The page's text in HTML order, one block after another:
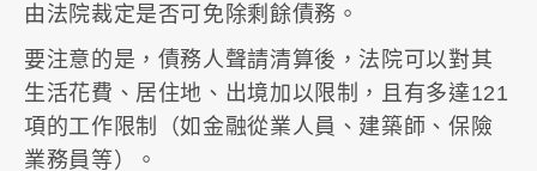
由法院裁定是否可免除剩餘債務。
要注意的是，債務人聲請清算後，法院可以對其
生活花費、居住地、出境加以限制，且有多達121
項的工作限制（如金融從業人員、建築師、保險
業務員等）。